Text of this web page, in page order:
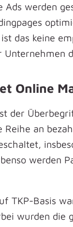
Ads werden
das keine
Unternehmen
Online
der
Reihe an
werden
TKP-Basis
wurden die